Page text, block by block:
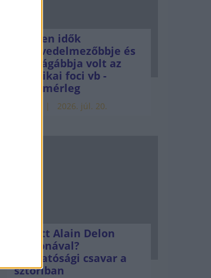
Minden idők
legjövedelmezőbbje és
legdrágábbja volt az
amerikai foci vb -
gyorsmérleg
2026. júl. 20.
Mi lett Alain Delon
vagyonával?
Adóhatósági csavar a
sztoriban